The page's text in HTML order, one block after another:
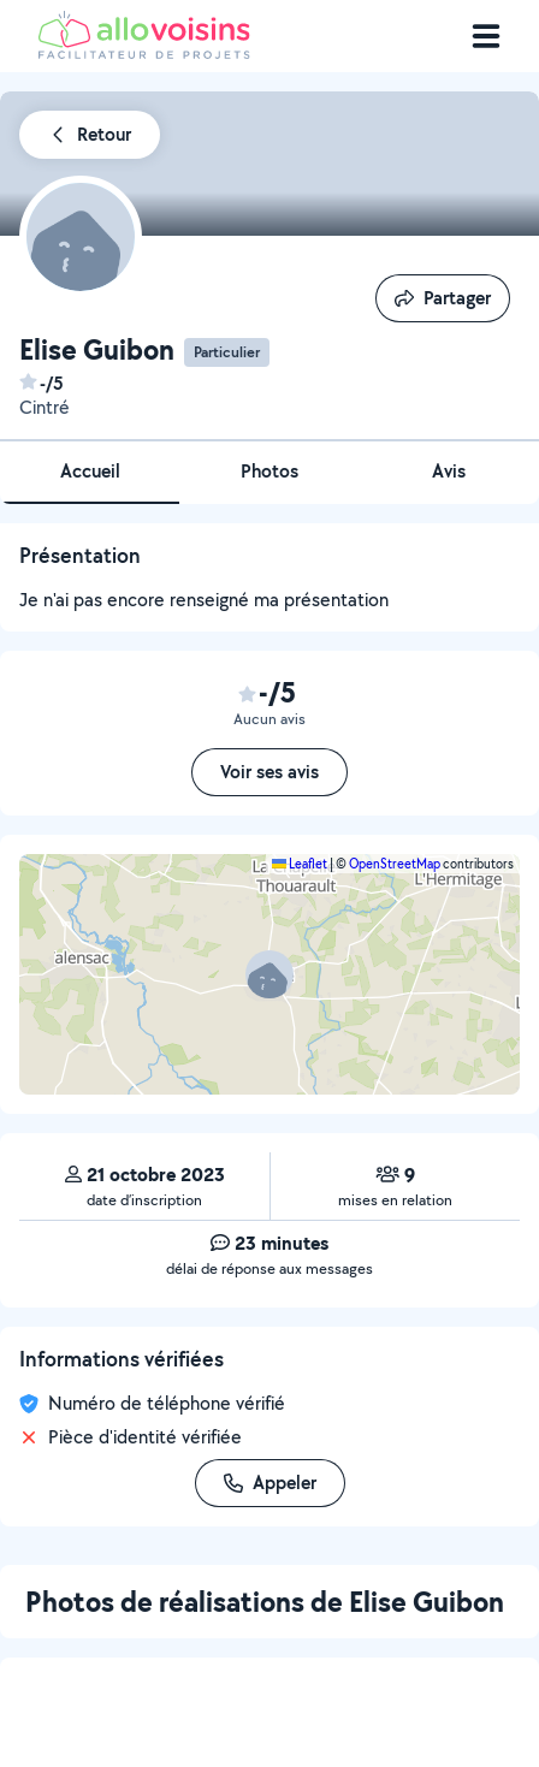
Retour
Elise Guibon Particulier
-/5
Cintré
Partager
Partager
Accueil Photos Avis
Présentation
Je n'ai pas encore renseigné ma présentation
-/5
Aucun avis
Voir ses avis
Leaflet|©OpenStreetMapcontributors
21 octobre 2023
date d’inscription
9
mises en relation
23 minutes
délai de réponse aux messages
Informations vérifiées
Numéro de téléphone vérifié
Pièce d'identité vérifiée
Appeler
Photos de réalisations de Elise Guibon